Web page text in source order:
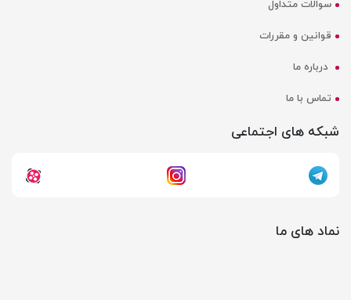
سوالات متداول
قوانین و مقررات
درباره ما
تماس با ما
شبکه های اجتماعی
نماد های ما